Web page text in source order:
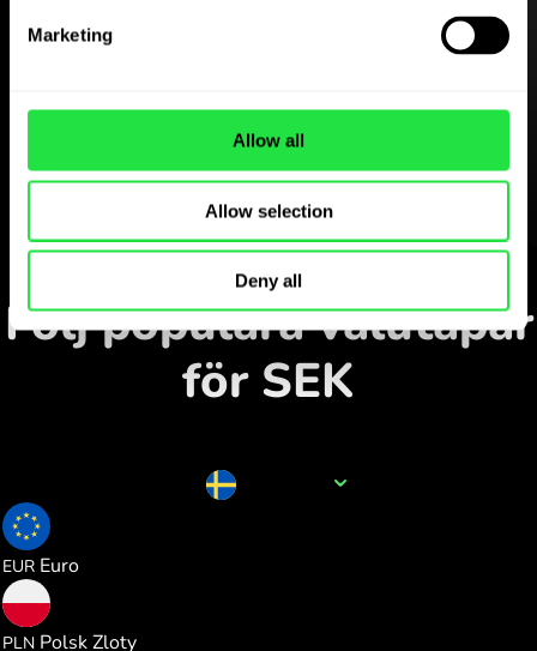
Marketing
Allow all
Allow selection
Deny all
Ladda ner
och registrera dig på några
minuter.
Växla i appen
Följ populära valutapar
för SEK
EUR Euro
PLN Polsk Zloty